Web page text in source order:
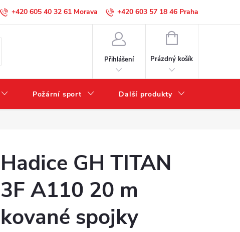
+420 605 40 32 61 +420 603 57 18 46
Přihlášení
NÁKUPNÍ
Prázdný košík
Požární sport Další produkty
Hadice GH TITAN
3F A110 20 m
kované spojky